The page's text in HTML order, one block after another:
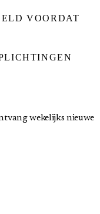
VOORDAT
wekelijks nieuwe